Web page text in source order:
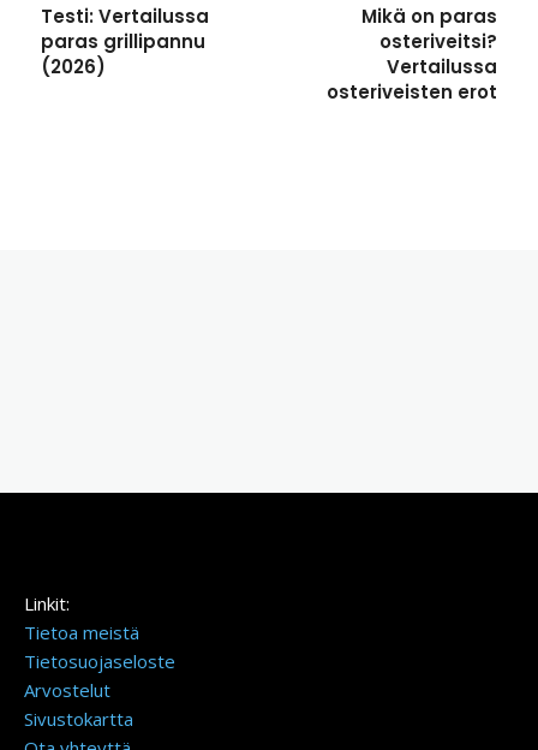
Testi: Vertailussa
paras grillipannu
(2026)
Mikä on paras
osteriveitsi?
Vertailussa
osteriveisten erot
Linkit:
Tietoa meistä
Tietosuojaseloste
Arvostelut
Sivustokartta